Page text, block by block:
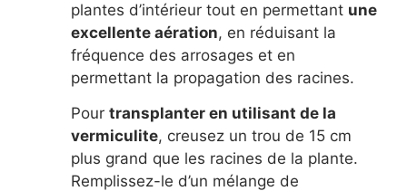
plantes d’intérieur tout en permettant une
excellente aération, en réduisant la
fréquence des arrosages et en
permettant la propagation des racines.
Pour transplanter en utilisant de la
vermiculite, creusez un trou de 15 cm
plus grand que les racines de la plante.
Remplissez-le d’un mélange de